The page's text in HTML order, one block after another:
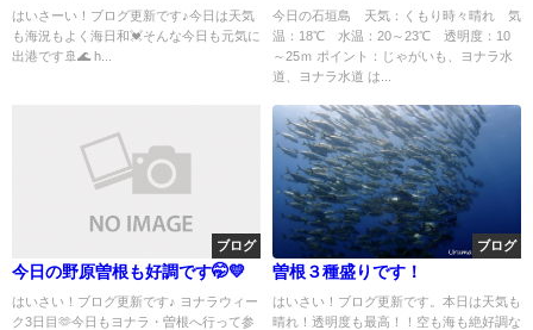
はいさーい！ブログ更新です♪今日は天気
も海況もよく海日和💓そんな今日も元気に
出港です🚢🌊 h...
今日の石垣島 天気：くもり時々晴れ 気
温：18℃ 水温：20～23℃ 透明度：10
～25ｍ ポイント：じゃがいも、ヨナラ水
道、ヨナラ水道 は...
ブログ
今日の野原曽根も好調です🤭💛
はいさい！ブログ更新です♪ ヨナラウィー
ク3日目🫶今日もヨナラ・曽根へ行って参
ブログ
曽根３種盛りです！
はいさい！ブログ更新です。本日は天気も
晴れ！透明度も最高！！空も海も絶好調な